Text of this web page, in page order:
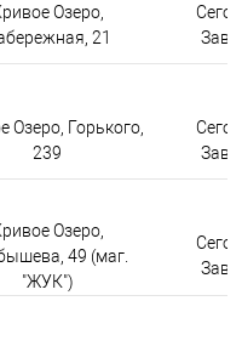
Озеро,
21
Озеро, Горького,
239
Озеро,
49 (маг.
"ЖУК")